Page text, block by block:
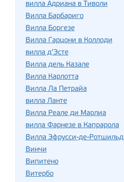
вилла Адриана в Тиволи
Вилла Барбариго
Вилла Боргезе
Вилла Гарцони в Коллоди
вилла д’Эсте
Вилла дель Казале
Вилла Карлотта
Вилла Ла Петрайа
вилла Ланте
Вилла Реале ди Марлиа
вилла Фарнезе в Капрарола
Вилла Эфрусси-де-Ротшильд
Винчи
Випитено
Витербо